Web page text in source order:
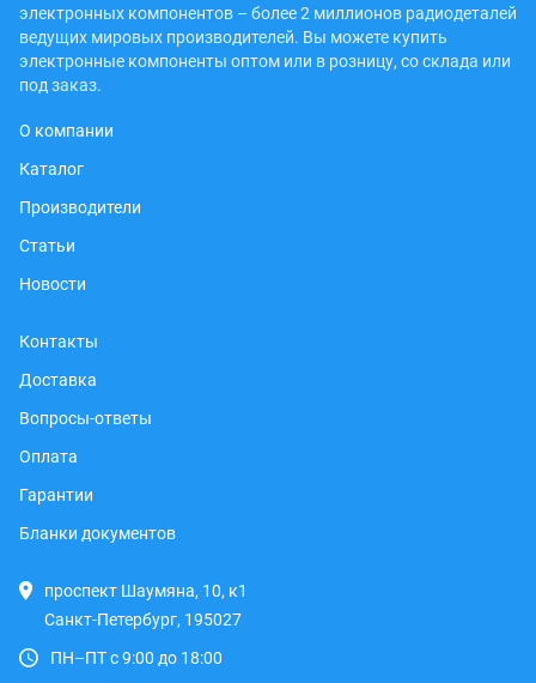
электронных компонентов – более 2 миллионов радиодеталей
ведущих мировых производителей. Вы можете купить
электронные компоненты оптом или в розницу, со склада или
под заказ.
О компании
Каталог
Производители
Статьи
Новости
Контакты
Доставка
Вопросы-ответы
Оплата
Гарантии
Бланки документов
проспект Шаумяна, 10, к1
Санкт-Петербург, 195027
ПН–ПТ с 9:00 до 18:00